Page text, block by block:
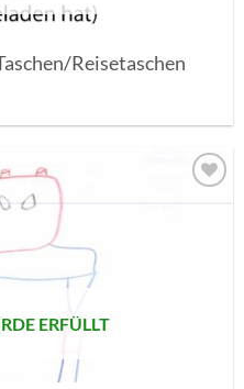
Reisetaschen
ERFÜLLT